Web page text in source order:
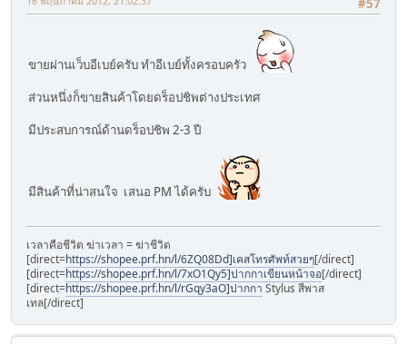
#57
ขายผ่านเว็บอีเบย์ครับ ทำอีเบย์ทั้งครอบครัว
ส่วนหนึ่งก็ขายสินค้าโดยดร็อปชิพต่างประเทศ
มีประสบการณ์ด้านดร็อปชิพ 2-3 ปี
มีสินค้าที่น่าสนใจ เสนอ PM ได้ครับ
เวลาคือชีวิต ฆ่าเวลา = ฆ่าชีวิต
[direct=https://shopee.prf.hn/l/6ZQ08Dd]เคสโทรศัพท์สวยๆ[/direct]
[direct=https://shopee.prf.hn/l/7xO1Qy5]ปากกาเขียนหน้าจอ[/direct]
[direct=https://shopee.prf.hn/l/rGqy3aO]ปากกา Stylus สีพาส
เทล[/direct]